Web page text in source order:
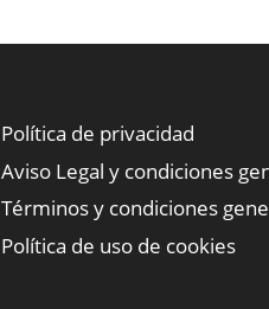
Política de privacidad
Aviso Legal y condiciones
Términos y condiciones
Política de uso de cookies